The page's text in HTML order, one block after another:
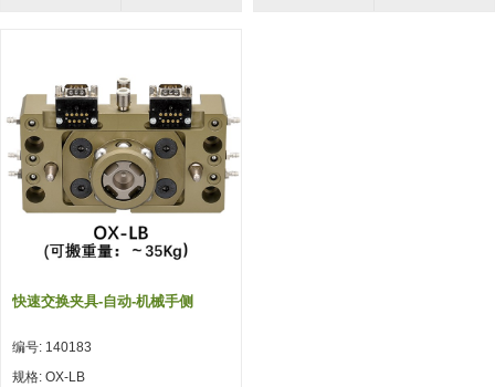
快速交换夹具-自动-机械手侧
编号: 140183
规格: OX-LB
电源通信10单元 (4)
吸盘(附EP海绵)
吸盘用配件(EP海绵、静电消除
片)
特殊吸盘(薄钢板可用)
带金具吸盘(扁平真空式)
带金具吸盘(波纹管式1.5段)